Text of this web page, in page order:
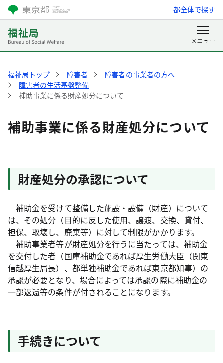
都全体で探す
福祉局トップ 障害者
障害者の事業者の方へ
障害者の生活基盤整備
補助事業に係る財産処分について
補助事業に係る財産処分について
財産処分の承認について
補助金を受けて整備した施設・設備（財産）について
は、その処分（目的に反した使用、譲渡、交換、貸付、
担保、取壊し、廃棄等）に対して制限がかかります。
補助事業者等が財産処分を行うに当たっては、補助金
を交付した者（国庫補助金であれば厚生労働大臣（関東
信越厚生局長）、都単独補助金であれば東京都知事）の
承認が必要となり、場合によっては承認の際に補助金の
一部返還等の条件が付されることになります。
手続きについて